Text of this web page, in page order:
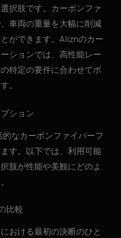
択肢です。カーボンファ
車両の重量を大幅に削減
ができます。Aliznのカー
ションでは、高性能レー
特定の要件に合わせてボ
。
ション
なカーボンファイバーフ
す。以下では、利用可能
肢が性能や美観にどのよ
比較
おける最初の決断のひと